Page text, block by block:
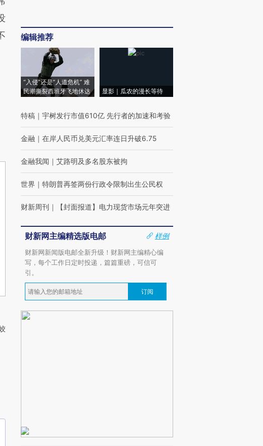
编辑推荐
“入侵”还是“人道危机” 难
民潮撕裂西班牙飞地休达
显影｜瓜农的漫长等待
特稿 ｜ 宇树发行市值610亿 先行者的加速和考验
金融 ｜ 在岸人民币兑美元汇率连日升破6.75
金融我闻 ｜ 艾路明及多名股东被拘
世界 ｜ 特朗普再签两份行政令限制出生公民权
财新周刊 ｜ 【封面报道】电力现货市场元年突进
财新网主编精选版电邮
样例
财新网新闻版电邮全新升级！财新网主编精心编
写，每个工作日定时投递，篇篇重磅，可信可
引。
订阅